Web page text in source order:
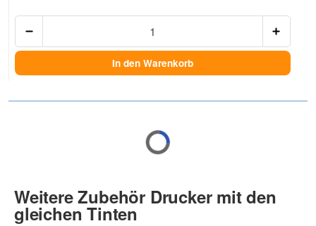
In den Warenkorb
Weitere Zubehör Drucker mit den
gleichen Tinten